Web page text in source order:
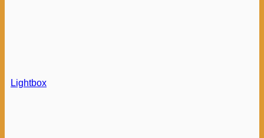
Lightbox